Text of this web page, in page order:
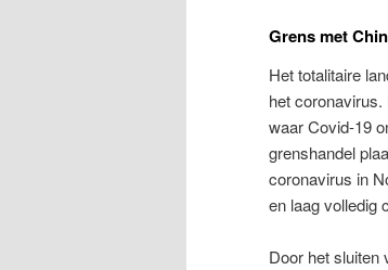
Grens met
Het totalitaire
het
waar Covid-19
grenshandel
coronavirus in
en laag volledig
Door het sluiten